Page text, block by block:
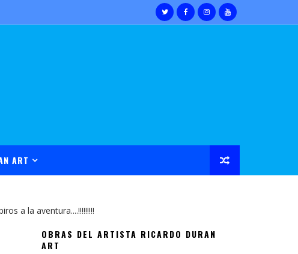
ART
a la aventura....!!!!!!!!!
OBRAS DEL ARTISTA RICARDO DURAN
ART